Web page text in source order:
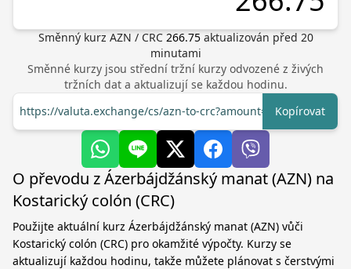
Směnný kurz AZN / CRC 266.75 aktualizován před 20
minutami
Směnné kurzy jsou střední tržní kurzy odvozené z živých
tržních dat a aktualizují se každou hodinu.
https://valuta.exchange/cs/azn-to-crc?amount=1
Kopírovat
O převodu z Ázerbájdžánský manat (AZN) na
Kostarický colón (CRC)
Použijte aktuální kurz Ázerbájdžánský manat (AZN) vůči
Kostarický colón (CRC) pro okamžité výpočty. Kurzy se
aktualizují každou hodinu, takže můžete plánovat s čerstvými